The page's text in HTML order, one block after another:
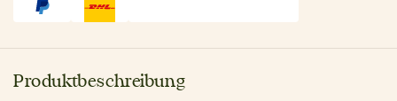
Produktbeschreibung